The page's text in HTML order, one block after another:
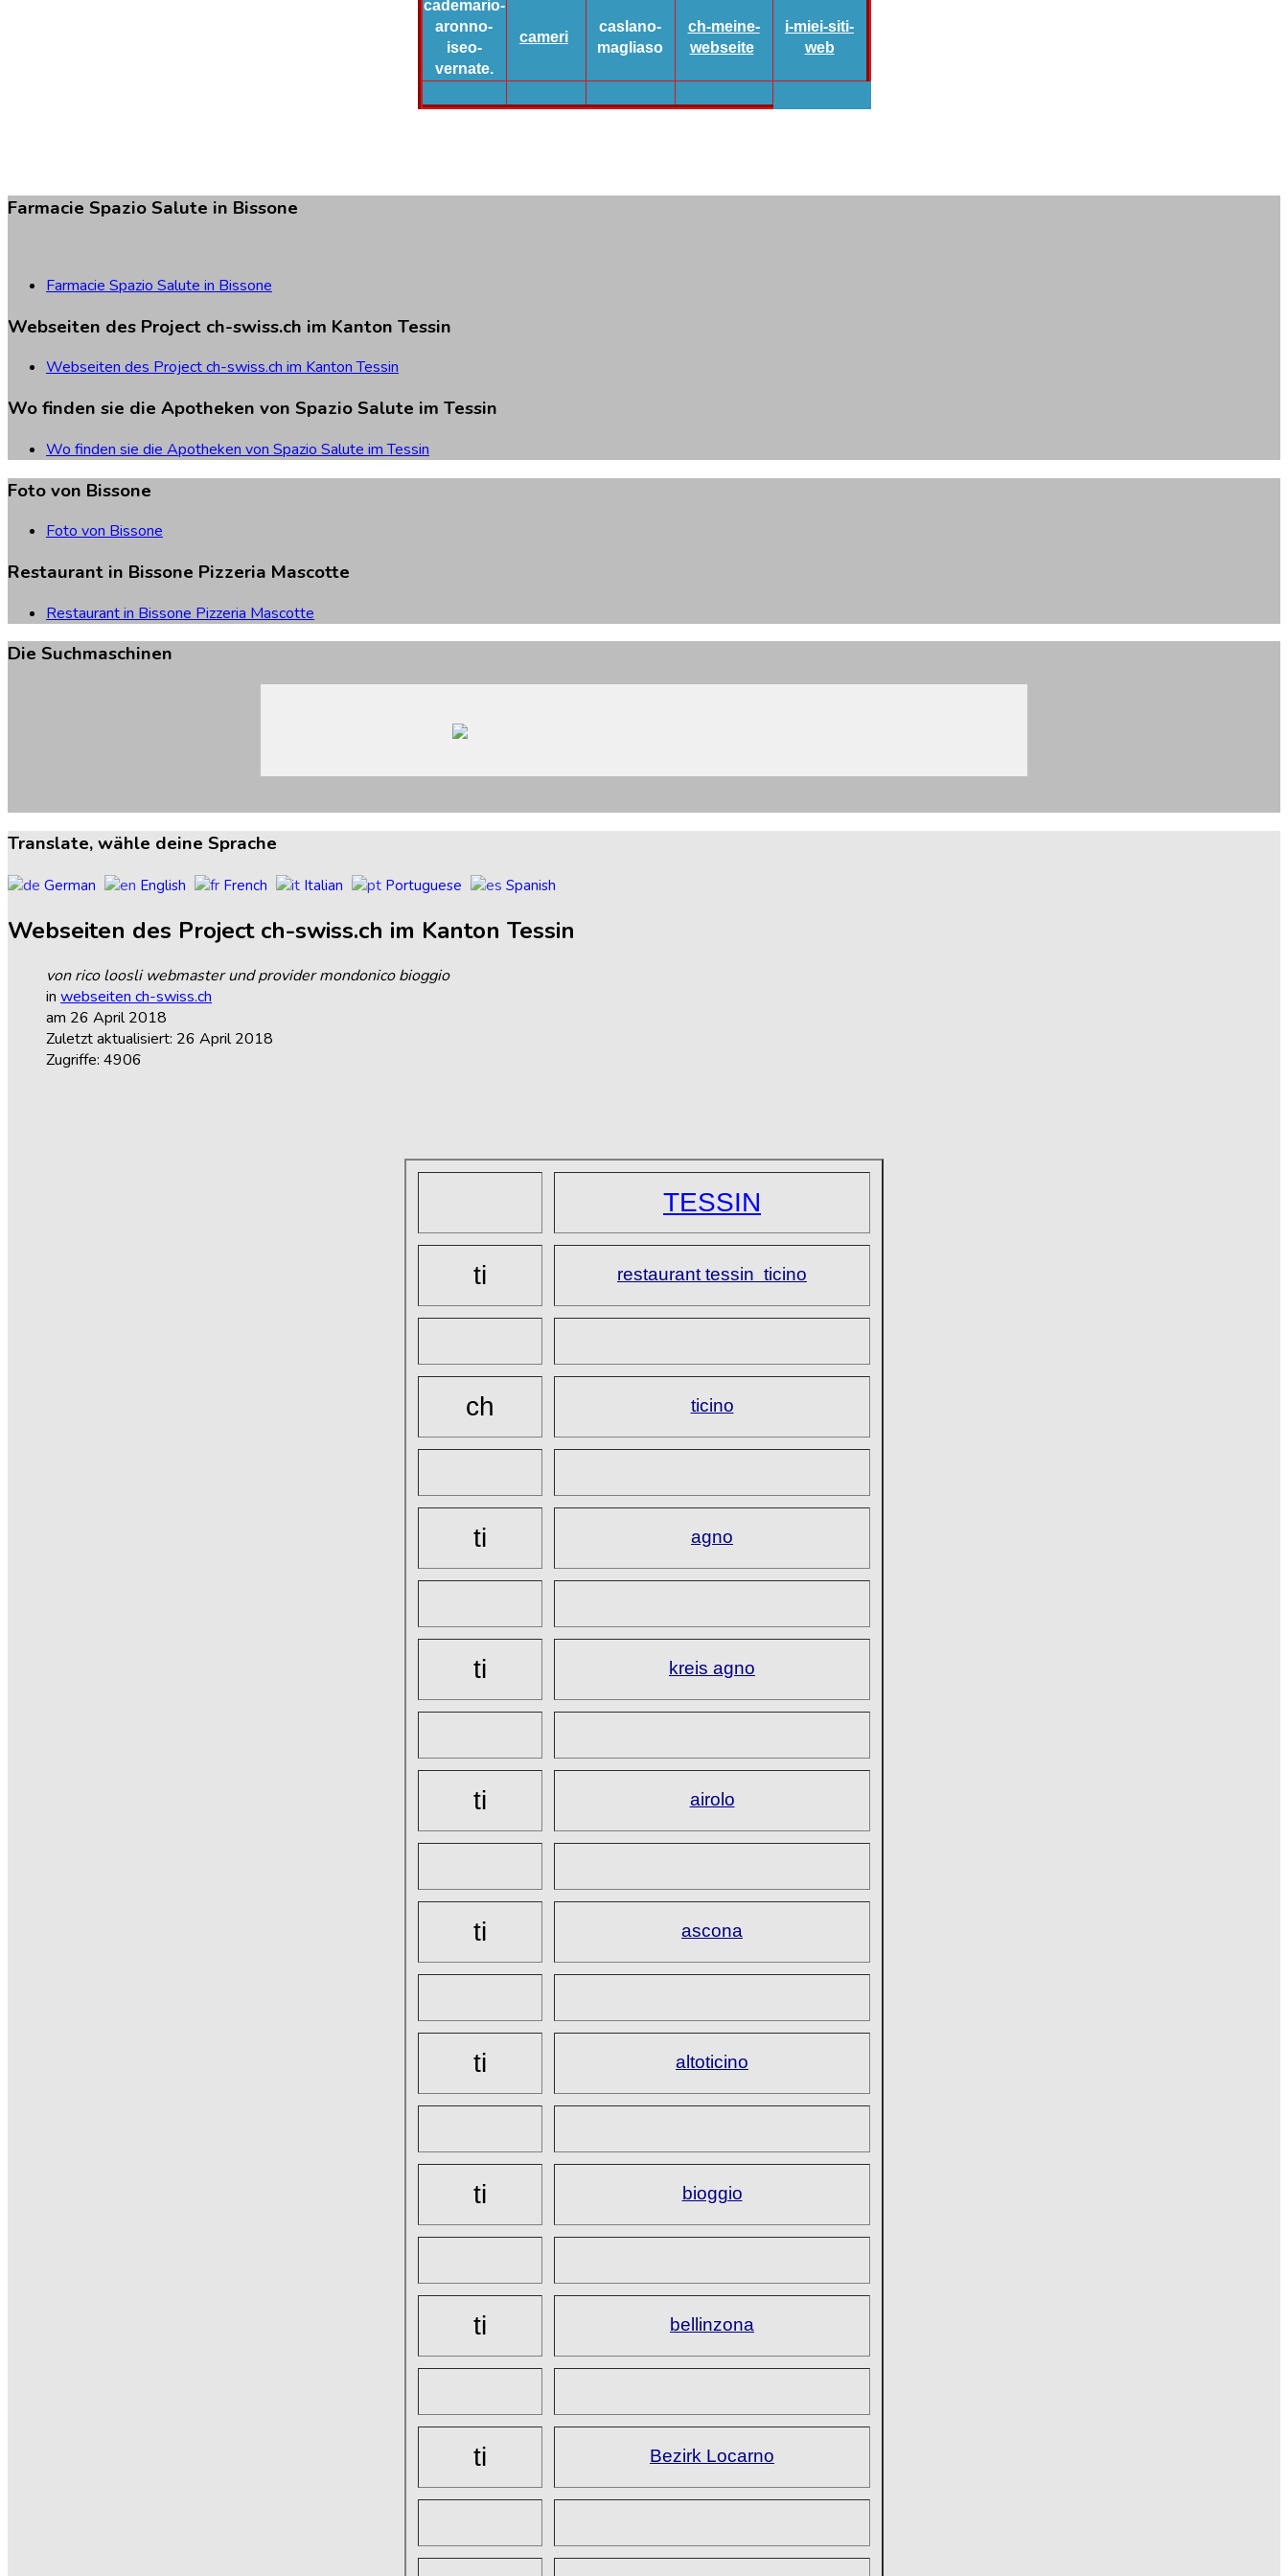
cademario-
aronno-
iseo-
vernate.
cameri
caslano-
magliaso
ch-meine-
webseite
i-miei-siti-
web
Farmacie SpazioSalute in Bissone
Farmacie Spazio Salute in Bissone
Webseiten des Project ch-swiss.ch im Kanton Tessin
Webseiten des Project ch-swiss.ch im Kanton Tessin
Wofinden sie die Apotheken von SpazioSalute im Tessin
Wo finden sie die Apotheken von Spazio Salute im Tessin
Fotovon Bissone
Foto von Bissone
Restaurant in Bissone Pizzeria Mascotte
Restaurant in Bissone Pizzeria Mascotte
Die Suchmaschinen
Translate,wähle deine Sprache
German English French Italian Portuguese Spanish
Webseiten des Project ch-swiss.ch im Kanton Tessin
von rico loosli webmaster und provider mondonico bioggio
in webseiten ch-swiss.ch
am 26 April 2018
Zuletzt aktualisiert: 26 April 2018
Zugriffe: 4906
TESSIN
ti restaurant tessin ticino
ch ticino
ti agno
ti kreis agno
ti airolo
ti ascona
ti altoticino
ti bioggio
ti bellinzona
ti Bezirk Locarno